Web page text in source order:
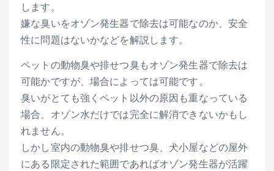
します。
嫌な臭いをオゾン発生器で除去は可能なのか、安全
性に問題はないかなどを解説します。
ペットの動物臭や排せつ臭もオゾン発生器で除去は
可能かですが、場合によっては可能です。
臭いがとても強くペット以外の原因も重なっている
場合、オゾン水だけでは完全に解消できないかもし
れません。
しかし室内の動物臭や排せつ臭、犬小屋などの屋外
にある限定された範囲であればオゾン発生器が活躍